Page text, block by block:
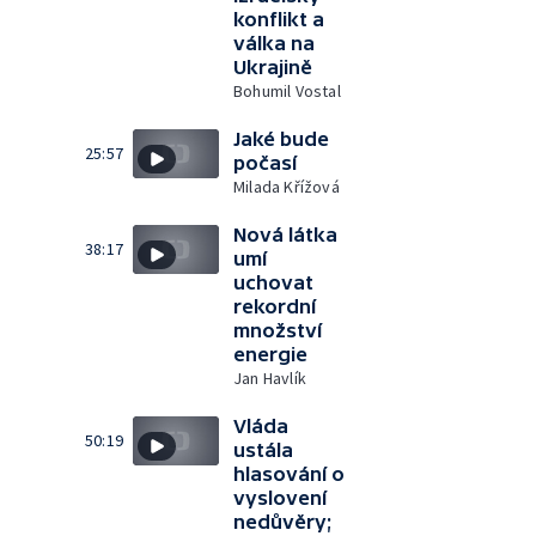
konflikt a
válka na
Ukrajině
Bohumil Vostal
25:57
Jaké bude
počasí
Milada Křížová
38:17
Nová látka
umí
uchovat
rekordní
množství
energie
Jan Havlík
50:19
Vláda
ustála
hlasování o
vyslovení
nedůvěry;